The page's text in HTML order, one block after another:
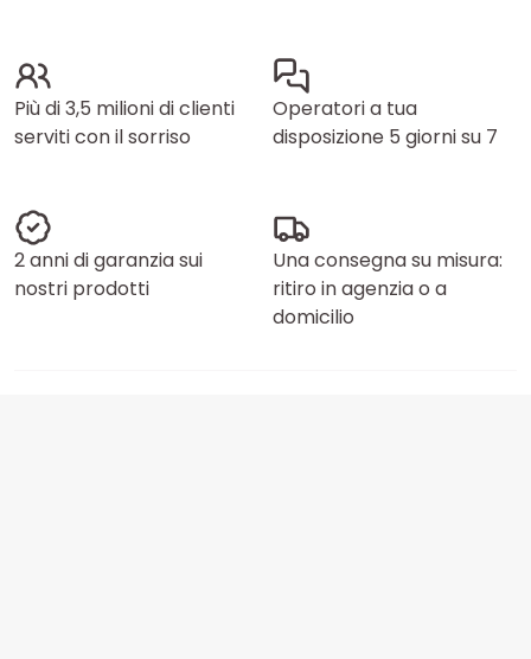
Più di 3,5 milioni di clienti
serviti con il sorriso
Operatori a tua
disposizione 5 giorni su 7
2 anni di garanzia sui
nostri prodotti
Una consegna su misura:
ritiro in agenzia o a
domicilio